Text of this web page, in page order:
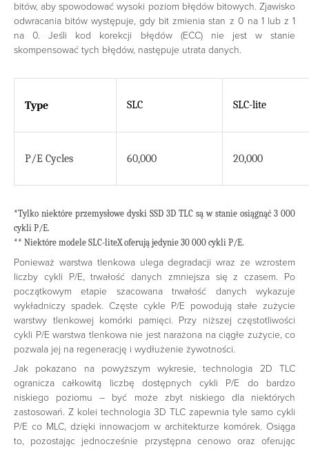
bitów, aby spowodować wysoki poziom błędów bitowych. Zjawisko
odwracania bitów występuje, gdy bit zmienia stan z 0 na 1 lub z 1
na 0. Jeśli kod korekcji błędów (ECC) nie jest w stanie
skompensować tych błędów, następuje utrata danych.
Type SLC SLC-lite
P/E Cycles 60,000 20,000
*Tylko niektóre przemysłowe dyski SSD 3D TLC są w stanie osiągnąć 3 000
cykli P/E.
** Niektóre modele SLC-liteX oferują jedynie 30 000 cykli P/E.
Ponieważ warstwa tlenkowa ulega degradacji wraz ze wzrostem
liczby cykli P/E, trwałość danych zmniejsza się z czasem. Po
początkowym etapie szacowana trwałość danych wykazuje
wykładniczy spadek. Częste cykle P/E powodują stałe zużycie
warstwy tlenkowej komórki pamięci. Przy niższej częstotliwości
cykli P/E warstwa tlenkowa nie jest narażona na ciągłe zużycie, co
pozwala jej na regenerację i wydłużenie żywotności.
Jak pokazano na powyższym wykresie, technologia 2D TLC
ogranicza całkowitą liczbę dostępnych cykli P/E do bardzo
niskiego poziomu – być może zbyt niskiego dla niektórych
zastosowań. Z kolei technologia 3D TLC zapewnia tyle samo cykli
P/E co MLC, dzięki innowacjom w architekturze komórek. Osiąga
to, pozostając jednocześnie przystępna cenowo oraz oferując